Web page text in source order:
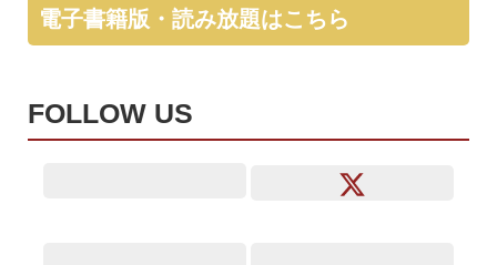
電子書籍版・読み放題はこちら
FOLLOW US